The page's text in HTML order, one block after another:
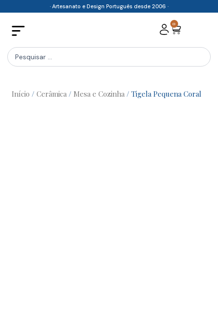
content
· Artesanato e Design Português desde 2006 ·
0
Cart
Search
...
Início / Cerâmica / Mesa e Cozinha / Tigela Pequena Coral